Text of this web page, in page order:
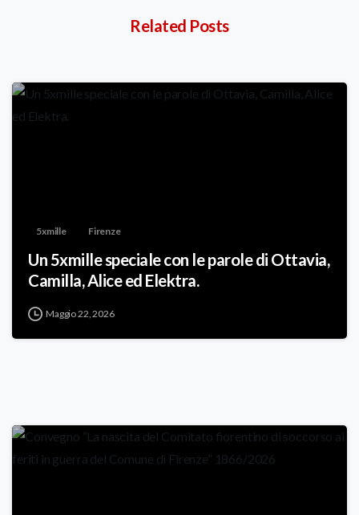
Related Posts
5xmille Firenze
Un 5xmille speciale con le parole di Ottavia,
Camilla, Alice ed Elektra.
Maggio 22, 2026